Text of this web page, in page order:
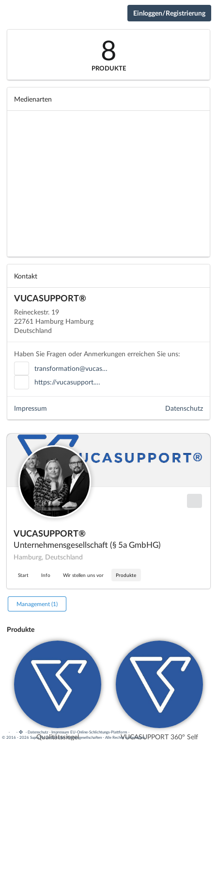
Einloggen/Registrierung
VUCASUPPORT®
Unternehmensgesellschaft (§ 5a GmbHG)
Hamburg, Deutschland
Start Info Wir stellen uns vor Produkte
Management (1)
Produkte
Qualitätssiegel
VUCASUPPORT 360° Self
8
PRODUKTE
Medienarten
Kontakt
VUCASUPPORT®
Reineckestr. 19
22761 Hamburg Hamburg
Deutschland
Haben Sie Fragen oder Anmerkungen erreichen Sie uns:
transformation@vucas…
https://vucasupport.…
Datenschutz
Impressum
· · ·Datenschutz ·Impressum EU-Online-Schlichtungs-Plattform ·
© 2016 - 2026 SupraTix GmbH oder Partnergesellschaften - Alle Rechte vorbehalten.